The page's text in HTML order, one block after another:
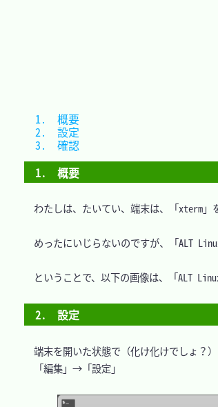
1.　概要
わたしは、たいてい、端末は、「xterm」
めったにいじらないのですが、「ALT
ということで、以下の画像は、「ALT
2.　設定
端末を開いた状態で（化け化けでしょ？）
「編集」→「設定」